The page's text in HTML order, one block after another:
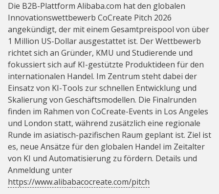
Die B2B-Plattform Alibaba.com hat den globalen
Innovationswettbewerb CoCreate Pitch 2026
angekündigt, der mit einem Gesamtpreispool von über
1 Million US-Dollar ausgestattet ist. Der Wettbewerb
richtet sich an Gründer, KMU und Studierende und
fokussiert sich auf KI-gestützte Produktideen für den
internationalen Handel. Im Zentrum steht dabei der
Einsatz von KI-Tools zur schnellen Entwicklung und
Skalierung von Geschäftsmodellen. Die Finalrunden
finden im Rahmen von CoCreate-Events in Los Angeles
und London statt, während zusätzlich eine regionale
Runde im asiatisch-pazifischen Raum geplant ist. Ziel ist
es, neue Ansätze für den globalen Handel im Zeitalter
von KI und Automatisierung zu fördern. Details und
Anmeldung unter
https://www.alibabacocreate.com/pitch